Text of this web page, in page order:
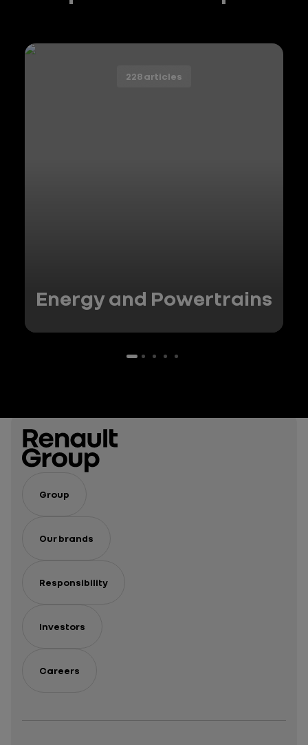
Energy and Powertrains
228 articles
Group
Our brands
Responsibility
Investors
Careers